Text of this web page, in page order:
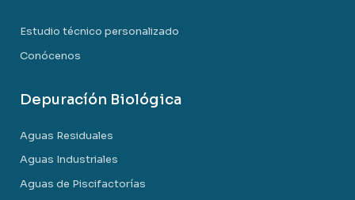
Estudio técnico personalizado
Conócenos
Depuracíón Biológica
Aguas Residuales
Aguas Industriales
Aguas de Piscifactorías